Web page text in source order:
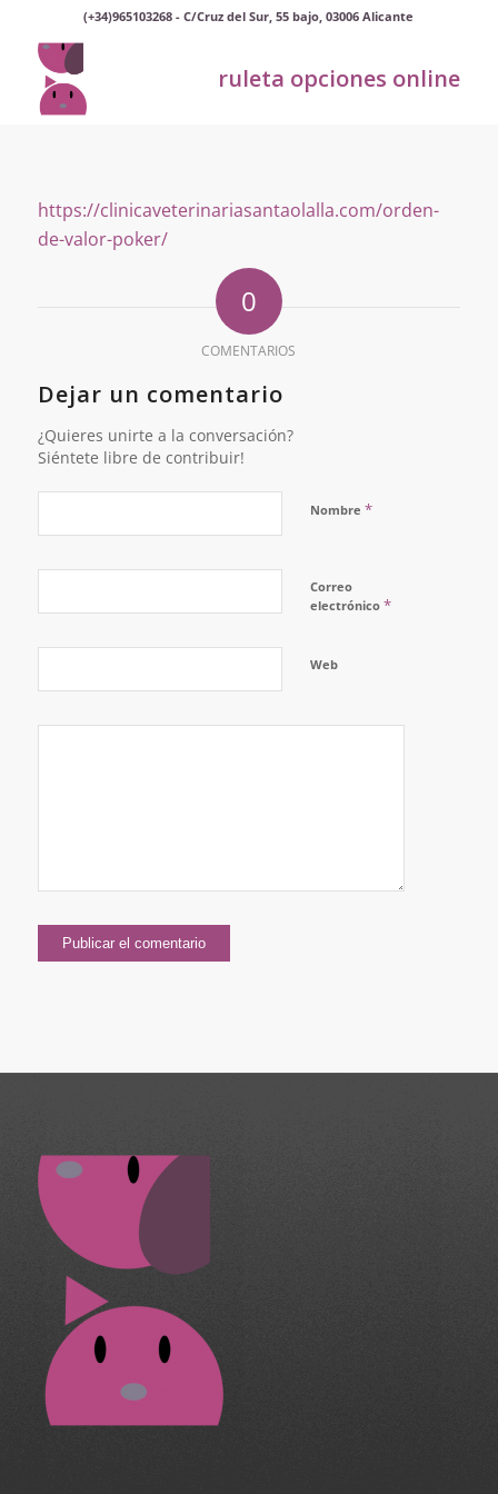
(+34)965103268 - C/Cruz del Sur, 55 bajo, 03006 Alicante
ruleta opciones online
https://clinicaveterinariasantaolalla.com/orden-
de-valor-poker/
0
COMENTARIOS
Dejar un comentario
¿Quieres unirte a la conversación?
Siéntete libre de contribuir!
Nombre *
Correo
electrónico *
Web